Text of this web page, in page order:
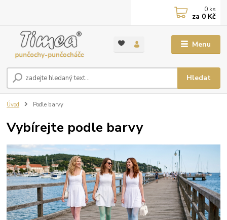
Menu
Hledat
0 ks
za 0 Kč
Úvod Podle barvy
Vybírejte podle barvy